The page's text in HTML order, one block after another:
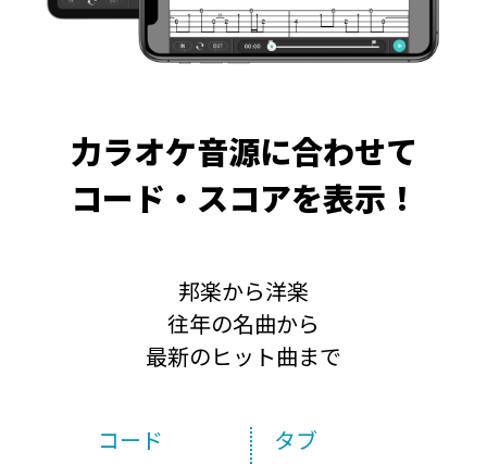
力ラオケ音源に合わせて
コード・スコアを表示！
邦楽から洋楽
往年の名曲から
最新のヒット曲まで
コード タブ